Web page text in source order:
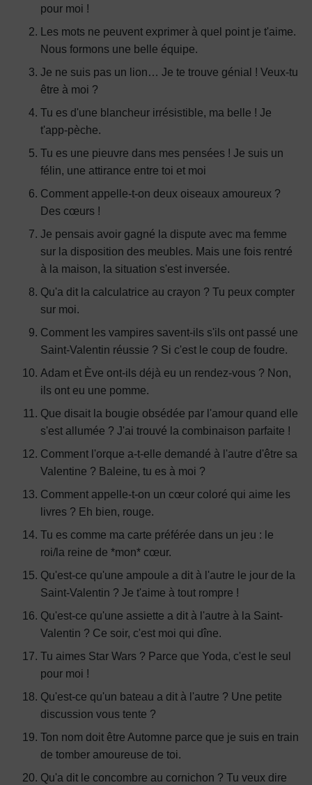
pour moi !
Les mots ne peuvent exprimer à quel point je t'aime.
Nous formons une belle équipe.
Je ne suis pas un lion… Je te trouve génial ! Veux-tu
être à moi ?
Tu es d'une blancheur irrésistible, ma belle ! Je
t'app-pèche.
Tu es une pieuvre dans mes pensées ! Je suis un
félin, une attirance entre toi et moi
Comment appelle-t-on deux oiseaux amoureux ?
Des cœurs !
Je pensais avoir gagné la dispute avec ma femme
sur la disposition des meubles. Mais une fois rentré
à la maison, la situation s'est inversée.
Qu'a dit la calculatrice au crayon ? Tu peux compter
sur moi.
Comment les vampires savent-ils s'ils ont passé une
Saint-Valentin réussie ? Si c'est le coup de foudre.
Adam et Ève ont-ils déjà eu un rendez-vous ? Non,
ils ont eu une pomme.
Que disait la bougie obsédée par l'amour quand elle
s'est allumée ? J'ai trouvé la combinaison parfaite !
Comment l'orque a-t-elle demandé à l'autre d'être sa
Valentine ? Baleine, tu es à moi ?
Comment appelle-t-on un cœur coloré qui aime les
livres ? Eh bien, rouge.
Tu es comme ma carte préférée dans un jeu : le
roi/la reine de *mon* cœur.
Qu'est-ce qu'une ampoule a dit à l'autre le jour de la
Saint-Valentin ? Je t'aime à tout rompre !
Qu'est-ce qu'une assiette a dit à l'autre à la Saint-
Valentin ? Ce soir, c'est moi qui dîne.
Tu aimes Star Wars ? Parce que Yoda, c'est le seul
pour moi !
Qu'est-ce qu'un bateau a dit à l'autre ? Une petite
discussion vous tente ?
Ton nom doit être Automne parce que je suis en train
de tomber amoureuse de toi.
Qu'a dit le concombre au cornichon ? Tu veux dire